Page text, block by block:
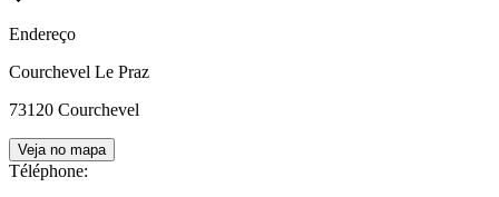
Endereço
Courchevel Le Praz
73120 Courchevel
Veja no mapa
Téléphone: